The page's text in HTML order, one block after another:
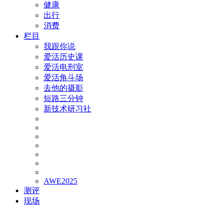
健康
出行
消费
栏目
我跟你说
爱活历史课
爱活电刑室
爱活角斗场
去他的摄影
短路三分钟
新技术研习社
AWE2025
测评
现场